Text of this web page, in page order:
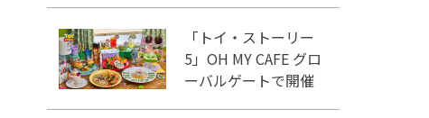
「トイ・ストーリー
5」OH MY CAFE グロ
ーバルゲートで開催